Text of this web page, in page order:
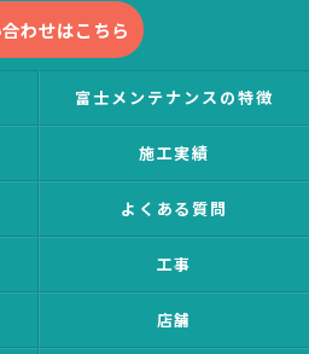
わせはこちら
富士メンテナンスの特徴
施工実績
よくある質問
工事
店舗